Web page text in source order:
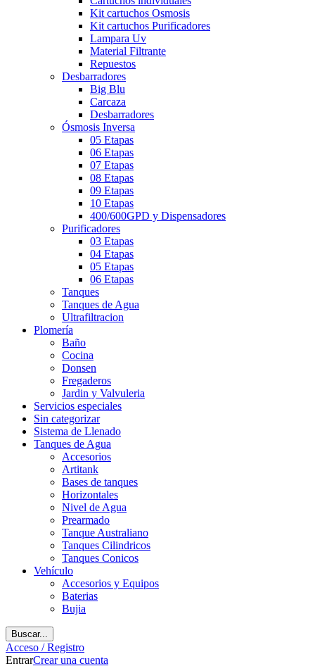
Kit cartuchos Osmosis
Kit cartuchos Purificadores
Lampara Uv
Material Filtrante
Repuestos
Desbarradores
Big Blu
Carcaza
Desbarradores
Ósmosis Inversa
05 Etapas
06 Etapas
07 Etapas
08 Etapas
09 Etapas
10 Etapas
400/600GPD y Dispensadores
Purificadores
03 Etapas
04 Etapas
05 Etapas
06 Etapas
Tanques
Tanques de Agua
Ultrafiltracion
Plomería
Baño
Cocina
Donsen
Fregaderos
Jardin y Valvuleria
Servicios especiales
Sin categorizar
Sistema de Llenado
Tanques de Agua
Accesorios
Artitank
Bases de tanques
Horizontales
Nivel de Agua
Prearmado
Tanque Australiano
Tanques Cilindricos
Tanques Conicos
Vehículo
Accesorios y Equipos
Baterias
Bujia
Buscar...
Acceso / Registro
EntrarCrear una cuenta